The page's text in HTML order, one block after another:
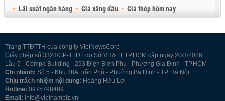
Lãi suất ngân hàng
Giá xăng dầu
Giá thép hôm nay
Trang TTĐTTH của công ty VietNewsCorp
Giấy phép số 3323/GP-TTĐT do Sở VH&TT TP.HCM cấp ngày 20/3/2026
Lầu 5 - Compa Building - 293 Điện Biên Phủ - Phường Gia Định - TP.HCM
Chi nhánh: Số 5 - Khu 38A Trần Phú - Phường Ba Đình - TP. Hà Nội
Chịu trách nhiệm nội dung: Hoàng Hữu Lợi
Hotline: 0975798489
Email: info@vietnambiz.vn